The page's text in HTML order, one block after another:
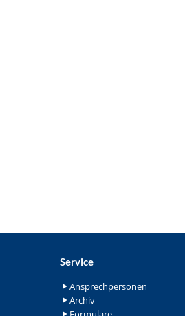
Service
Ansprechpersonen
Archiv